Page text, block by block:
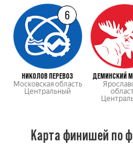
6
НИКОЛОВ ПЕРЕВОЗ
Московская область
Центральный
ДЕМИНСКИЙ
Карта финишей по